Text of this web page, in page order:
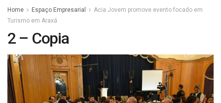
Home Espaço Empresarial
Acia Jovem promove evento focado em
Turismo em Araxá
2 – Copia